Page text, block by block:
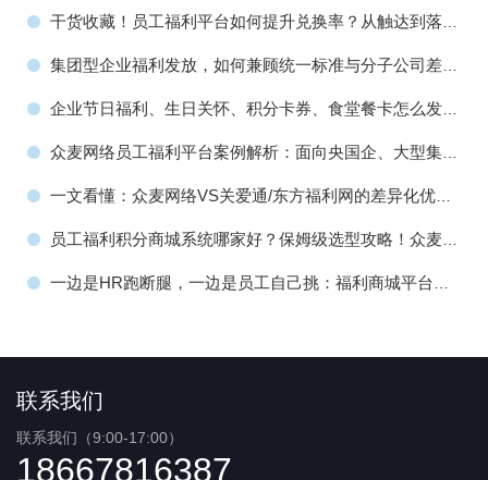
干货收藏！员工福利平台如何提升兑换率？从触达到落地
集团型企业福利发放，如何兼顾统一标准与分子公司差异
企业节日福利、生日关怀、积分卡券、食堂餐卡怎么发？
众麦网络员工福利平台案例解析：面向央国企、大型集
一文看懂：众麦网络VS关爱通/东方福利网的差异化优
员工福利积分商城系统哪家好？保姆级选型攻略！众麦网
一边是HR跑断腿，一边是员工自己挑：福利商城平台凭
联系我们
联系我们（9:00-17:00）
18667816387